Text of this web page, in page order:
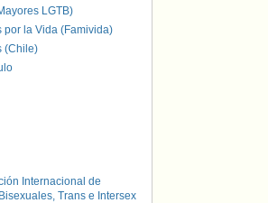
LGTB)
por la Vida (Famivida)
(Chile)
Internacional de
Trans e Intersex